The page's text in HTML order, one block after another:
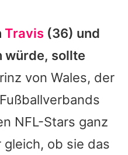
Travis (36) und
würde, sollte
von Wales, der
NFL-Stars ganz
ob sie das